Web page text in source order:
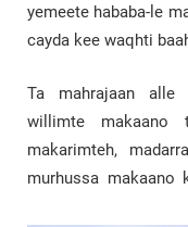
yemeete hababa-le
cayda kee waqhti
Ta mahrajaan alle
willimte makaano
makarimteh,
murhussa makaano